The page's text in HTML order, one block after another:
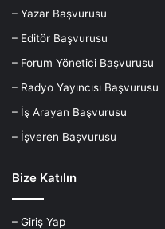
– Yazar Başvurusu
– Editör Başvurusu
– Forum Yönetici Başvurusu
– Radyo Yayıncısı Başvurusu
– İş Arayan Başvurusu
– İşveren Başvurusu
Bize Katılın
– Giriş Yap